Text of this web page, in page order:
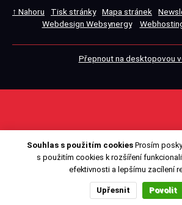
↑ Nahoru Tisk stránky Mapa stránek
Webdesign Websynergy
Přepnout na desktopovou
Souhlas s použitím cookiesProsím
s použitím cookies k rozšíření
efektivnosti a lepšímu zacílení
Upřesnit Povolit